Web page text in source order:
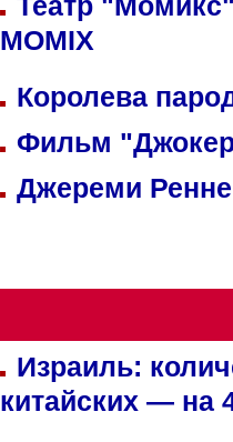
Театр
MOMIX
Королева
Фильм
Джереми
Израиль:
китайских — на